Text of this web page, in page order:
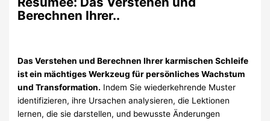
Berechnen Ihrer..
Das Verstehen und Berechnen Ihrer karmischen Schleife
ist ein mächtiges Werkzeug für persönliches Wachstum
und Transformation. Indem Sie wiederkehrende Muster
identifizieren, ihre Ursachen analysieren, die Lektionen
lernen, die sie darstellen, und bewusste Änderungen